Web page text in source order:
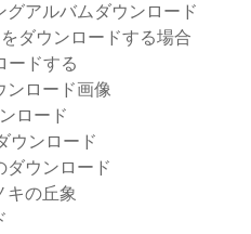
アルバムダウンロード
ダウンロードする場合
ードする
ンロード画像
ロード
ウンロード
ダウンロード
キの丘象